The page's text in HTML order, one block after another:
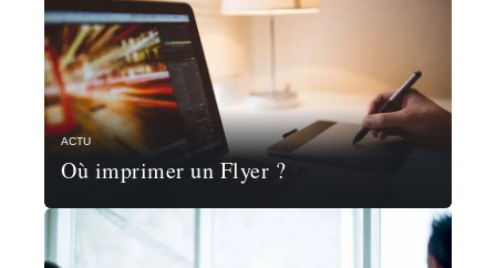
ACTU
Où imprimer un Flyer ?